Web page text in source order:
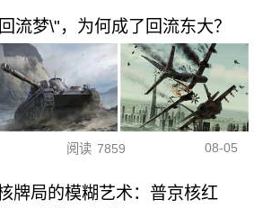
流梦\"，为何成了回流东大？
阅读 7859 08-05
牌局的模糊艺术：普京核红